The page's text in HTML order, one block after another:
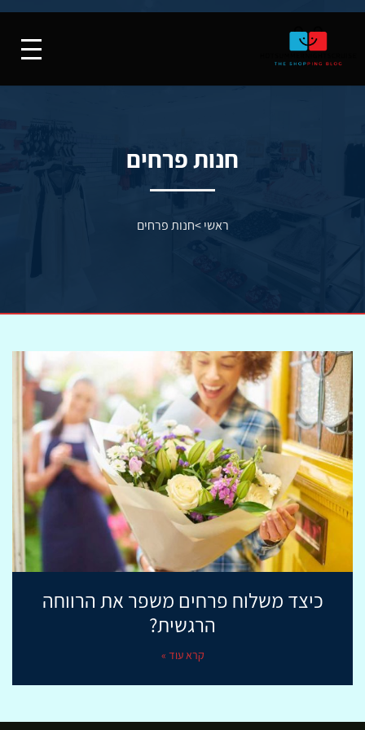
חנות פרחים
ראשי>חנות פרחים
כיצד משלוח פרחים משפר את הרווחה
הרגשית?
קרא עוד »